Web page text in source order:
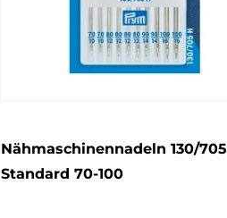
Nähmaschinennadeln 130/705
Standard 70-100